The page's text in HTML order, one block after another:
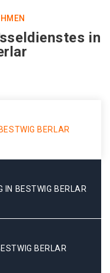
in
BERLAR
IN BESTWIG BERLAR
BERLAR